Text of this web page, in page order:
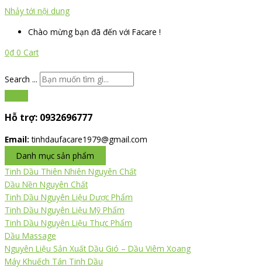
Nhảy tới nội dung
Chào mừng bạn đã đến với Facare !
0₫ 0 Cart
Search ...
Hỗ trợ: 0932696777
Email:tinhdaufacare1979@gmail.com
Danh mục sản phẩm
Tinh Dầu Thiên Nhiên Nguyên Chất
Dầu Nền Nguyên Chất
Tinh Dầu Nguyên Liệu Dược Phẩm
Tinh Dầu Nguyên Liệu Mỹ Phẩm
Tinh Dầu Nguyên Liệu Thực Phẩm
Dầu Massage
Nguyên Liệu Sản Xuất Dầu Gió – Dầu Viêm Xoang
Máy Khuếch Tán Tinh Dầu